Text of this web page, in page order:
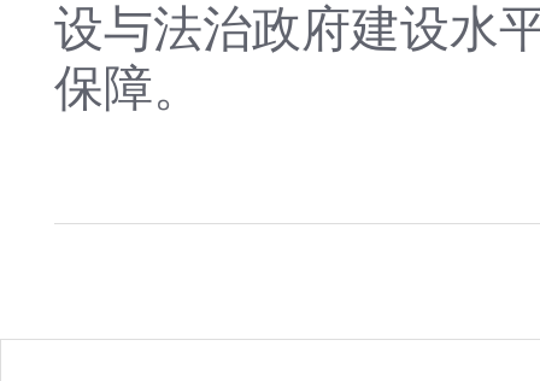
设与法治政府建设水
保障。